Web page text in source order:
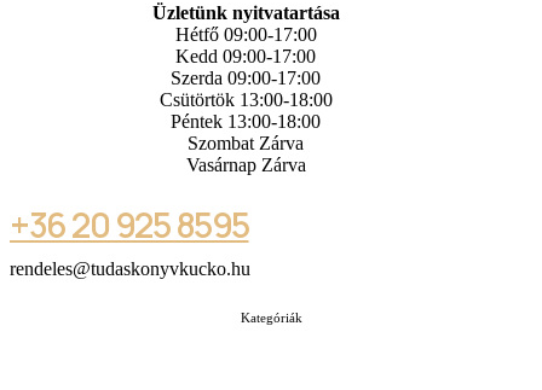
Üzletünk nyitvatartása
Hétfő 09:00-17:00
Kedd 09:00-17:00
Szerda 09:00-17:00
Csütörtök 13:00-18:00
Péntek 13:00-18:00
Szombat Zárva
Vasárnap Zárva
+36 20 925 8595
rendeles@tudaskonyvkucko.hu
Kategóriák